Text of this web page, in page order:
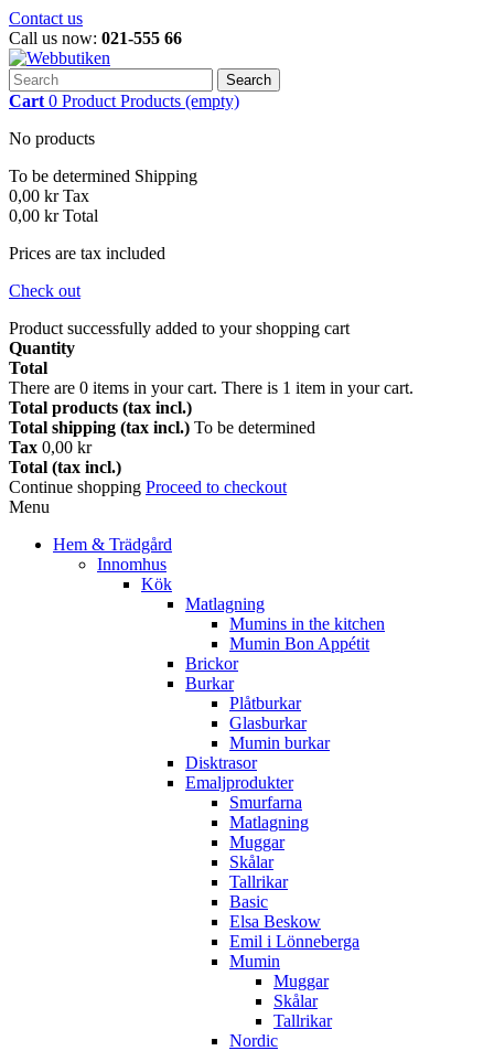
Contact us
Call us now: 021-555 66
Search
Cart 0 Product Products (empty)
No products
To be determined Shipping
0,00 kr Tax
0,00 kr Total
Prices are tax included
Check out
Product successfully added to your shopping cart
Quantity
Total
There are 0 items in your cart. There is 1 item in your cart.
Total products (tax incl.)
Total shipping (tax incl.) To be determined
Tax 0,00 kr
Total (tax incl.)
Continue shopping Proceed to checkout
Menu
Hem & Trädgård
Innomhus
Kök
Matlagning
Mumins in the kitchen
Mumin Bon Appétit
Brickor
Burkar
Plåtburkar
Glasburkar
Mumin burkar
Disktrasor
Emaljprodukter
Smurfarna
Matlagning
Muggar
Skålar
Tallrikar
Basic
Elsa Beskow
Emil i Lönneberga
Mumin
Muggar
Skålar
Tallrikar
Nordic